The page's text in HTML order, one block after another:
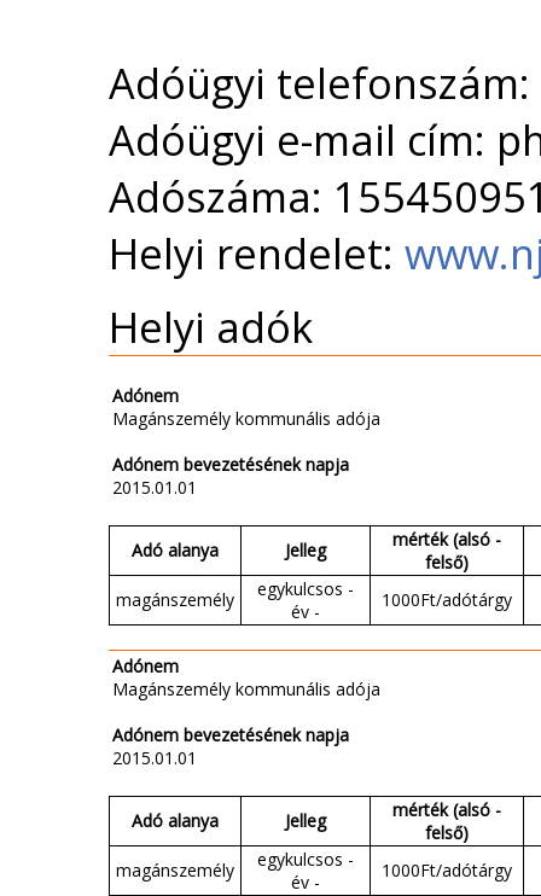
Adóügyi
Adóügyi e-mail cím:
Adószáma:
Helyi rendelet:
Helyi adók
Adónem
Magánszemély kommunális adója
Adónem bevezetésének napja
2015.01.01
Adó alanya Jelleg
mérték (alsó -
felső)
magánszemély
egykulcsos -
év -
1000Ft/adótárgy
Adónem
Magánszemély kommunális adója
Adónem bevezetésének napja
2015.01.01
Adó alanya Jelleg
mérték (alsó -
felső)
magánszemély
egykulcsos -
év -
1000Ft/adótárgy